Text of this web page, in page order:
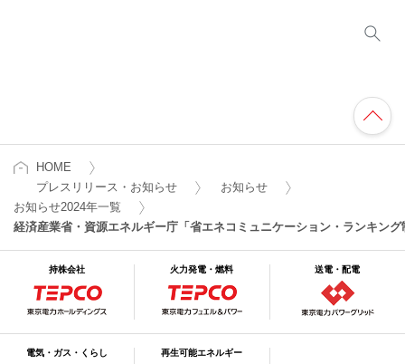
HOME
プレスリリース・お知らせ
お知らせ
お知らせ2024年一覧
経済産業省・資源エネルギー庁「省エネコミュニケーション・ランキン
持株会社 火力発電・燃料 送電・配電
電気・ガス・くらし 再生可能エネルギー